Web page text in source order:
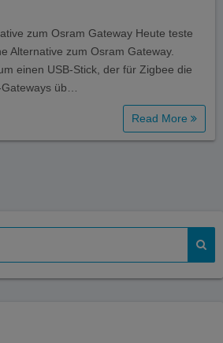
zum Osram Gateway Heute teste
Alternative zum Osram Gateway.
einen USB-Stick, der für Zigbee die
üb…
Read More